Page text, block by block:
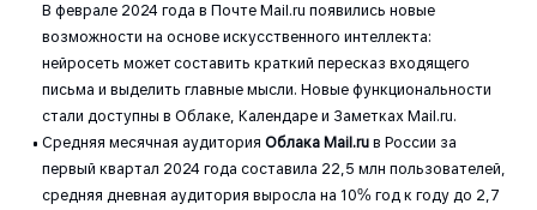
В феврале 2024 года в Почте Mail.ru появились новые
возможности на основе искусственного интеллекта:
нейросеть может составить краткий пересказ входящего
письма и выделить главные мысли. Новые функциональности
стали доступны в Облаке, Календаре и Заметках Mail.ru.
Средняя месячная аудиторияОблака Mail.ru в России за
первый квартал 2024 года составила 22,5 млн пользователей,
средняя дневная аудитория выросла на 10% год к году до 2,7